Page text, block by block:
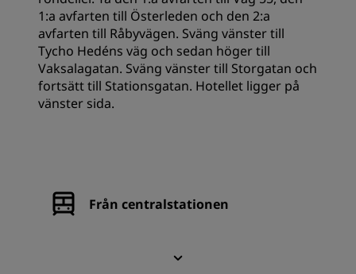
1:a avfarten till Österleden och den 2:a
avfarten till Råbyvägen. Sväng vänster till
Tycho Hedéns väg och sedan höger till
Vaksalagatan. Sväng vänster till Storgatan och
fortsätt till Stationsgatan. Hotellet ligger på
vänster sida.
Från centralstationen